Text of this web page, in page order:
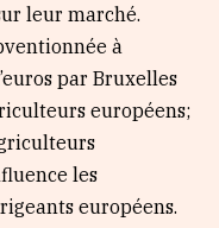
leur marché.
à
par Bruxelles
européens;
les
européens.